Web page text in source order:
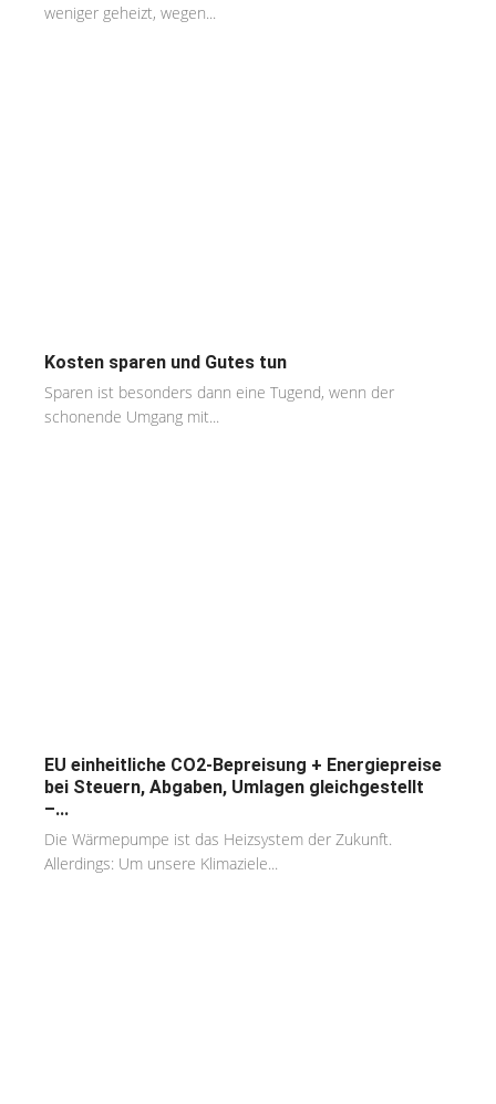
weniger geheizt, wegen...
Kosten sparen und Gutes tun
Sparen ist besonders dann eine Tugend, wenn der
schonende Umgang mit...
EU einheitliche CO2-Bepreisung + Energiepreise
bei Steuern, Abgaben, Umlagen gleichgestellt
–...
Die Wärmepumpe ist das Heizsystem der Zukunft.
Allerdings: Um unsere Klimaziele...